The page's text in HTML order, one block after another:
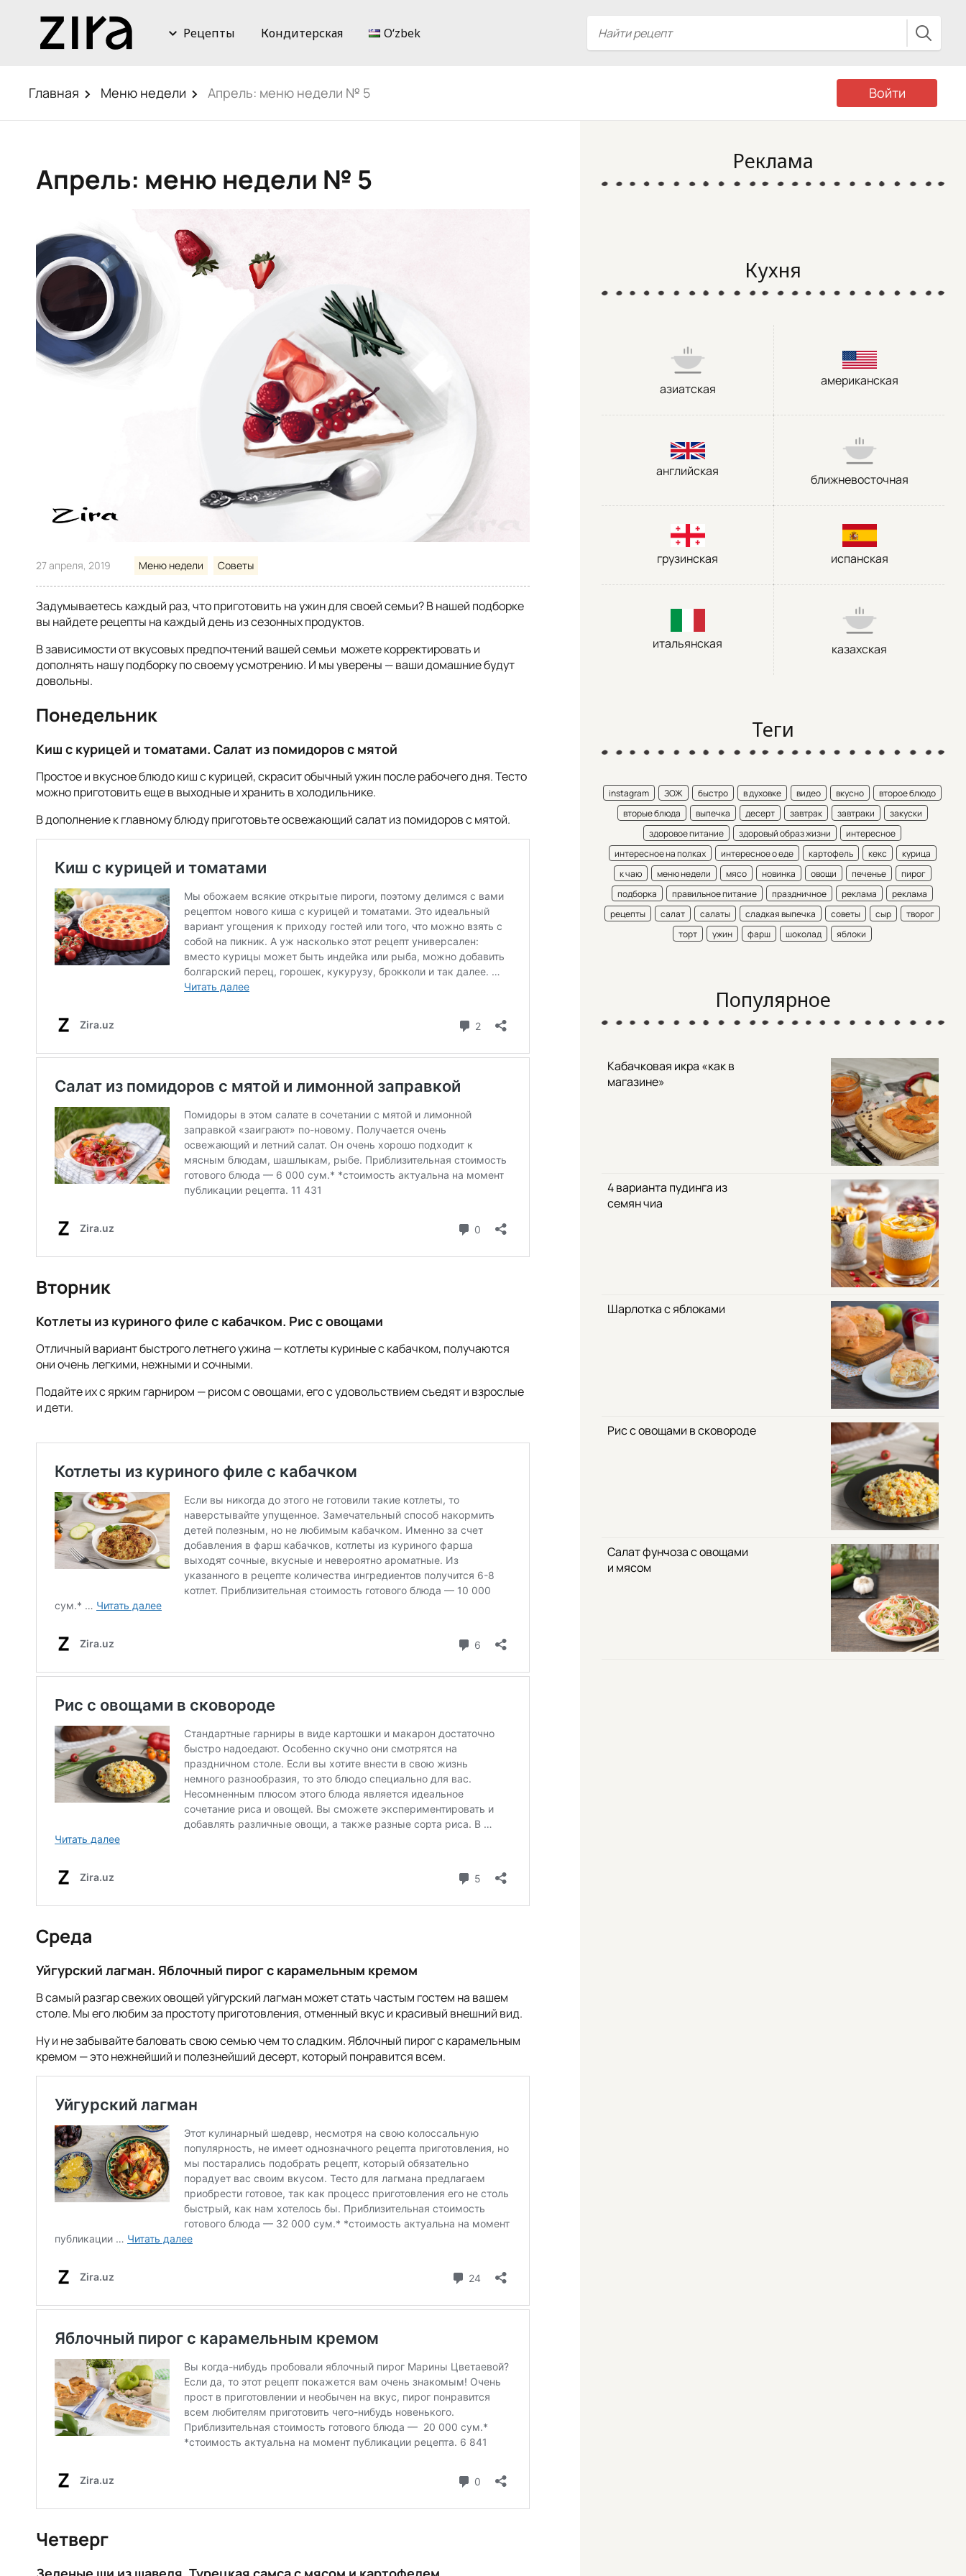
Рецепты Кондитерская Oʻzbek
Главная Меню недели Апрель: меню недели № 5 Войти
Апрель: меню недели № 5
27 апреля, 2019 Меню недели Советы
Задумываетесь каждый раз, что приготовить на ужин для своей семьи? В нашей подборке
вы найдете рецепты на каждый день из сезонных продуктов.
В зависимости от вкусовых предпочтений вашей семьи можете корректировать и
дополнять нашу подборку по своему усмотрению. И мы уверены — ваши домашние будут
довольны.
Понедельник
Киш с курицей и томатами. Салат из помидоров с мятой
Простое и вкусное блюдо киш с курицей, скрасит обычный ужин после рабочего дня. Тесто
можно приготовить еще в выходные и хранить в холодильнике.
В дополнение к главному блюду приготовьте освежающий салат из помидоров с мятой.
Вторник
Котлеты из куриного филе с кабачком. Рис с овощами
Отличный вариант быстрого летнего ужина — котлеты куриные с кабачком, получаются
они очень легкими, нежными и сочными.
Подайте их с ярким гарниром — рисом с овощами, его с удовольствием съедят и взрослые
и дети.
Среда
Уйгурский лагман. Яблочный пирог с карамельным кремом
В самый разгар свежих овощей уйгурский лагман может стать частым гостем на вашем
столе. Мы его любим за простоту приготовления, отменный вкус и красивый внешний вид.
Ну и не забывайте баловать свою семью чем то сладким. Яблочный пирог с карамельным
кремом — это нежнейший и полезнейший десерт, который понравится всем.
Четверг
Реклама
Кухня
азиатская
американская
английская
ближневосточная
грузинская испанская
итальянская казахская
Теги
instagram ЗОЖ быстро в духовке видео вкусно
второе блюдо
вторые блюда
выпечка десерт завтрак завтраки
закуски
здоровое питание
здоровый образ жизни
интересное
интересное на полках
интересное о еде картофель кекс
курица
к чаю
меню недели мясо новинка овощи печенье
пирог
подборка
правильное питание праздничное реклама
реклама
рецепты
салат салаты сладкая выпечка советы сыр
творог
торт
ужин фарш шоколад яблоки
Популярное
Кабачковая икра «как в
магазине»
4 варианта пудинга из
семян чиа
Шарлотка с яблоками
Рис с овощами в сковороде
Салат фунчоза с овощами
и мясом